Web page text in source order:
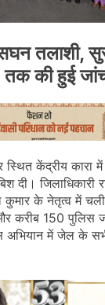
तलाशी,
की हुई
केंद्रीय कारा में
दी। जिलाधिकारी
के नेतृत्व में चली
करीब 150 पुलिस
में जेल के